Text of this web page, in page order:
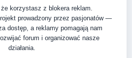
korzystasz z blokera reklam.
prowadzony przez pasjonatów —
dostęp, a reklamy pomagają nam
forum i organizować nasze
działania.